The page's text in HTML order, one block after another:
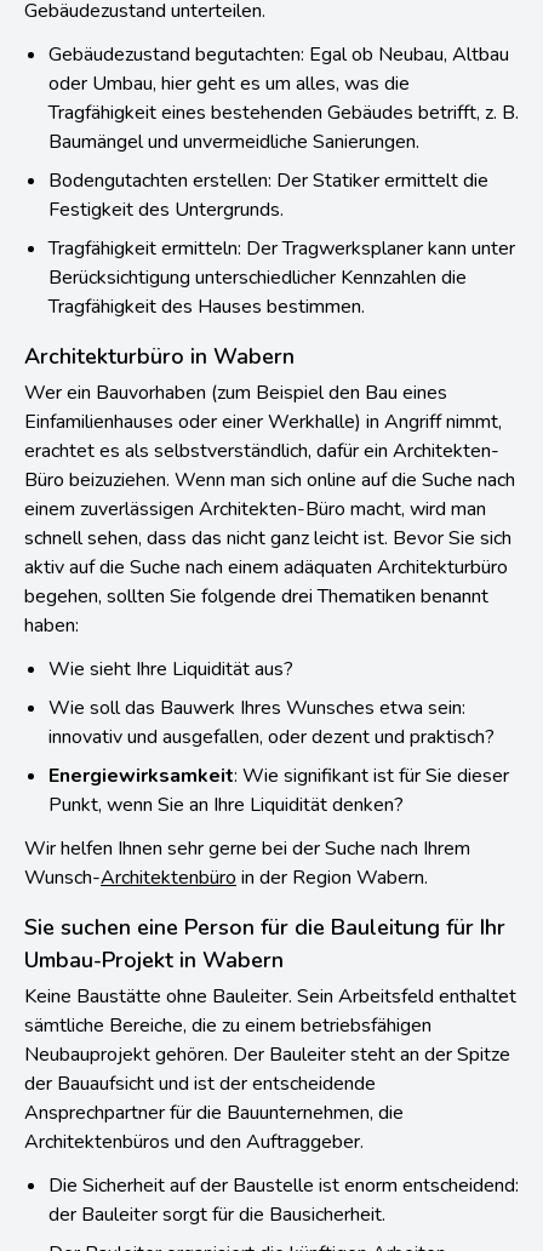
oder Umbau, hier geht es um alles, was die
Tragfähigkeit eines bestehenden Gebäudes betrifft, z. B.
Baumängel und unvermeidliche Sanierungen.
Bodengutachten erstellen: Der Statiker ermittelt die
Festigkeit des Untergrunds.
Tragfähigkeit ermitteln: Der Tragwerksplaner kann unter
Berücksichtigung unterschiedlicher Kennzahlen die
Tragfähigkeit des Hauses bestimmen.
Wer ein Bauvorhaben (zum Beispiel den Bau eines
Einfamilienhauses oder einer Werkhalle) in Angriff nimmt,
erachtet es als selbstverständlich, dafür ein Architekten-
Büro beizuziehen. Wenn man sich online auf die Suche nach
einem zuverlässigen Architekten-Büro macht, wird man
schnell sehen, dass das nicht ganz leicht ist. Bevor Sie sich
aktiv auf die Suche nach einem adäquaten Architekturbüro
begehen, sollten Sie folgende drei Thematiken benannt
haben:
Wie soll das Bauwerk Ihres Wunsches etwa sein:
innovativ und ausgefallen, oder dezent und praktisch?
Energiewirksamkeit: Wie signifikant ist für Sie dieser
Punkt, wenn Sie an Ihre Liquidität denken?
Wir helfen Ihnen sehr gerne bei der Suche nach Ihrem
Wunsch-Architektenbüroin der Region Wabern.
Umbau-Projekt in Wabern
Keine Baustätte ohne Bauleiter. Sein Arbeitsfeld enthaltet
sämtliche Bereiche, die zu einem betriebsfähigen
Neubauprojekt gehören. Der Bauleiter steht an der Spitze
der Bauaufsicht und ist der entscheidende
Ansprechpartner für die Bauunternehmen, die
Architektenbüros und den Auftraggeber.
Die Sicherheit auf der Baustelle ist enorm entscheidend:
der Bauleiter sorgt für die Bausicherheit.
Der Bauleiter organisiert die künftigen Arbeiten.